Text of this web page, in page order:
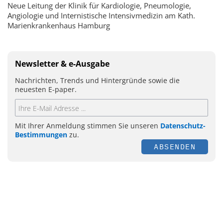
Neue Leitung der Klinik für Kardiologie, Pneumologie,
Angiologie und Internistische Intensivmedizin am Kath.
Marienkrankenhaus Hamburg
Newsletter & e-Ausgabe
Nachrichten, Trends und Hintergründe sowie die
neuesten E-paper.
Mit Ihrer Anmeldung stimmen Sie unseren Datenschutz-
Bestimmungen zu.
ABSENDEN